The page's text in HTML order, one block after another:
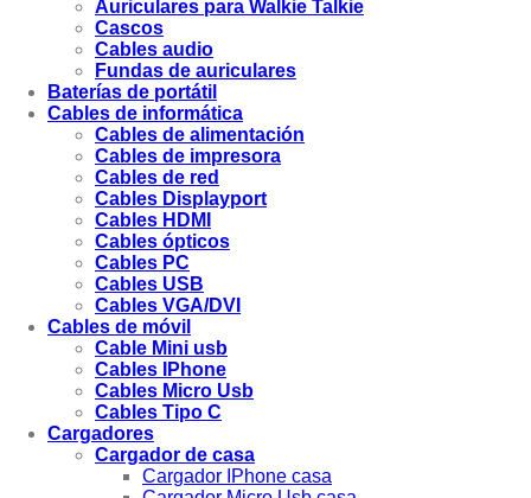
Auriculares para Walkie Talkie
Cascos
Cables audio
Fundas de auriculares
Baterías de portátil
Cables de informática
Cables de alimentación
Cables de impresora
Cables de red
Cables Displayport
Cables HDMI
Cables ópticos
Cables PC
Cables USB
Cables VGA/DVI
Cables de móvil
Cable Mini usb
Cables IPhone
Cables Micro Usb
Cables Tipo C
Cargadores
Cargador de casa
Cargador IPhone casa